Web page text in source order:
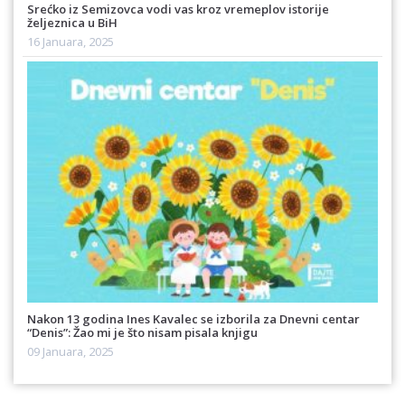
Srećko iz Semizovca vodi vas kroz vremeplov istorije
željeznica u BiH
16 Januara, 2025
Nakon 13 godina Ines Kavalec se izborila za Dnevni centar
“Denis”: Žao mi je što nisam pisala knjigu
09 Januara, 2025